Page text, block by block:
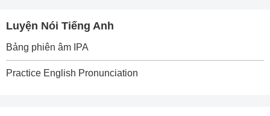
Luyện Nói Tiếng Anh
Bảng phiên âm IPA
Practice English Pronunciation